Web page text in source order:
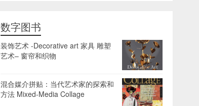
数字图书
装饰艺术 -Decorative art 家具 雕塑
艺术– 窗帘和织物
混合媒介拼贴：当代艺术家的探索和
方法 Mixed-Media Collage